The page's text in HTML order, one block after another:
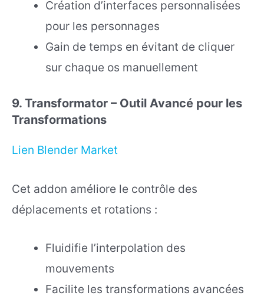
Création d’interfaces personnalisées
pour les personnages
Gain de temps en évitant de cliquer
sur chaque os manuellement
9. Transformator – Outil Avancé pour les
Transformations
Lien Blender Market
Cet addon améliore le contrôle des
déplacements et rotations :
Fluidifie l’interpolation des
mouvements
Facilite les transformations avancées